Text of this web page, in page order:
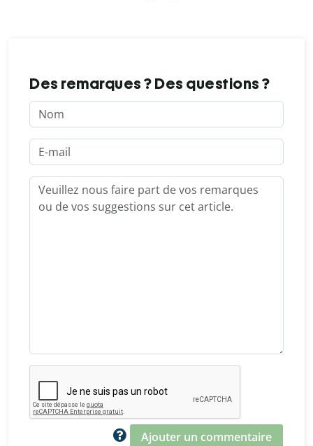
Des remarques ? Des questions ?
Ajouter un commentaire